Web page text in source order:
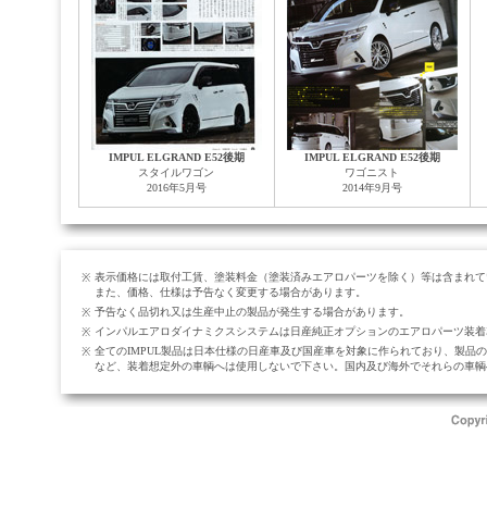
IMPUL ELGRAND E52後期
スタイルワゴン
2016年5月号
IMPUL ELGRAND E52後期
ワゴニスト
2014年9月号
※ 表示価格には取付工賃、塗装料金（塗装済みエアロパーツを除く）等は含まれ
また、価格、仕様は予告なく変更する場合があります。
※ 予告なく品切れ又は生産中止の製品が発生する場合があります。
※ インパルエアロダイナミクスシステムは日産純正オプションのエアロパーツ装
※ 全てのIMPUL製品は日本仕様の日産車及び国産車を対象に作られており、製品
など、装着想定外の車輌へは使用しないで下さい。国内及び海外でそれらの車